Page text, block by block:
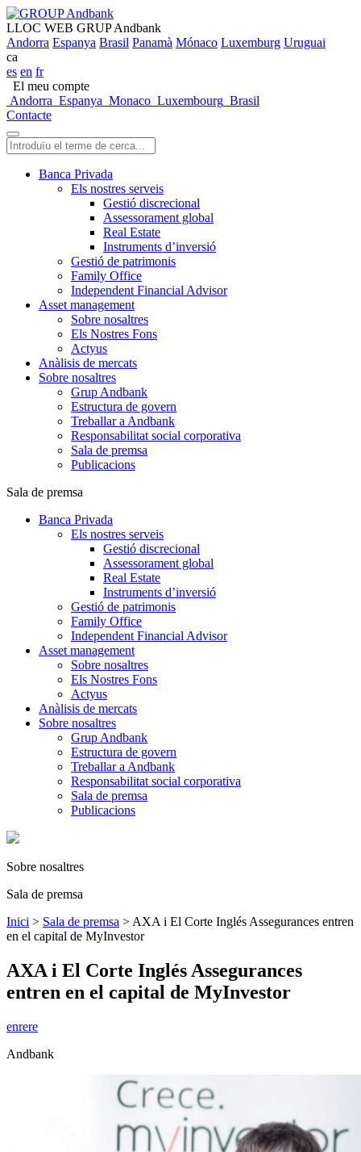
LLOC WEB GRUP Andbank
Andorra Espanya Brasil Panamà Mónaco Luxemburg Uruguai
ca
es en fr
El meu compte
Andorra Espanya Monaco Luxembourg Brasil
Contacte
Banca Privada
Els nostres serveis
Gestió discrecional
Assessorament global
Real Estate
Instruments d’inversió
Gestió de patrimonis
Family Office
Independent Financial Advisor
Asset management
Sobre nosaltres
Els Nostres Fons
Actyus
Anàlisis de mercats
Sobre nosaltres
Grup Andbank
Estructura de govern
Treballar a Andbank
Responsabilitat social corporativa
Sala de premsa
Publicacions
Sala de premsa
Banca Privada
Els nostres serveis
Gestió discrecional
Assessorament global
Real Estate
Instruments d’inversió
Gestió de patrimonis
Family Office
Independent Financial Advisor
Asset management
Sobre nosaltres
Els Nostres Fons
Actyus
Anàlisis de mercats
Sobre nosaltres
Grup Andbank
Estructura de govern
Treballar a Andbank
Responsabilitat social corporativa
Sala de premsa
Publicacions
Sobre nosaltres
Sala de premsa
Inici > Sala de premsa > AXA i El Corte Inglés Assegurances entren
en el capital de MyInvestor
AXA i El Corte Inglés Assegurances
entren en el capital de MyInvestor
enrere
Andbank